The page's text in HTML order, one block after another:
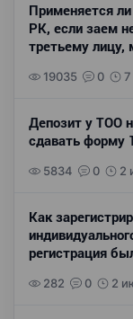
Применяется
РК, если заем
третьему лицу,
19035 0
Депозит у ТОО
сдавать форму
5834 0 2
Как
регистрация
282 0 2